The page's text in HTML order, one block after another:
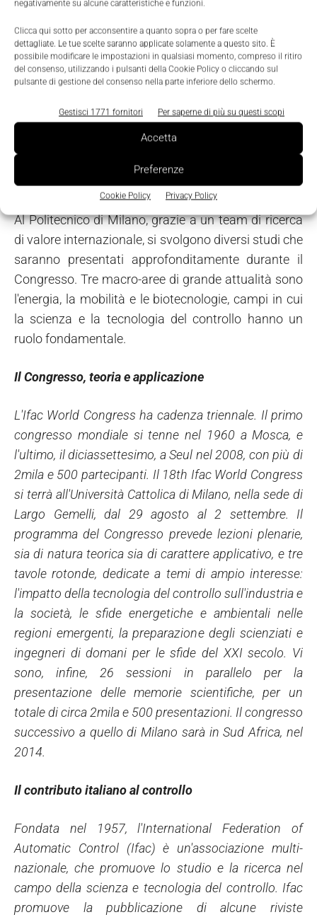
negativamente su alcune caratteristiche e funzioni.
Clicca qui sotto per acconsentire a quanto sopra o per fare scelte
dettagliate. Le tue scelte saranno applicate solamente a questo sito. È
possibile modificare le impostazioni in qualsiasi momento, compreso il ritiro
del consenso, utilizzando i pulsanti della Cookie Policy o cliccando sul
pulsante di gestione del consenso nella parte inferiore dello schermo.
Gestisci 1771 fornitori Per saperne di più su questi scopi
Accetta
Preferenze
Cookie Policy Privacy Policy
Uno dei temi maggiormente considerati è il controllo
in campo energetico, con riferimento sia ai settori
tradizionali sia a quelli delle energie rinnovabili. Ad
problemi di automazione, non solo per il controllo
dell'assetto delle pale in funzione della forza e
direzione del vento, ma anche, nel caso degli
impianti off-shore, per la gestione e la trasmissione
alla terraferma dell'energia generata sull'isola eolica.
Al Politecnico di Milano, grazie a un team di ricerca
di valore internazionale, si svolgono diversi studi che
saranno presentati approfonditamente durante il
Congresso. Tre macro-aree di grande attualità sono
l'energia, la mobilità e le biotecnologie, campi in cui
la scienza e la tecnologia del controllo hanno un
ruolo fondamentale.
Il Congresso, teoria e applicazione
L'Ifac World Congress ha cadenza triennale. Il primo
congresso mondiale si tenne nel 1960 a Mosca, e
l'ultimo, il diciassettesimo, a Seul nel 2008, con più di
2mila e 500 partecipanti. Il 18th Ifac World Congress
si terrà all'Università Cattolica di Milano, nella sede di
Largo Gemelli, dal 29 agosto al 2 settembre. Il
programma del Congresso prevede lezioni plenarie,
sia di natura teorica sia di carattere applicativo, e tre
tavole rotonde, dedicate a temi di ampio interesse:
l'impatto della tecnologia del controllo sull'industria e
la società, le sfide energetiche e ambientali nelle
regioni emergenti, la preparazione degli scienziati e
ingegneri di domani per le sfide del XXI secolo. Vi
sono, infine, 26 sessioni in parallelo per la
presentazione delle memorie scientifiche, per un
totale di circa 2mila e 500 presentazioni. Il congresso
successivo a quello di Milano sarà in Sud Africa, nel
2014.
Il contributo italiano al controllo
Fondata nel 1957, l'International Federation of
Automatic Control (Ifac) è un'associazione multi-
nazionale, che promuove lo studio e la ricerca nel
campo della scienza e tecnologia del controllo. Ifac
promuove la pubblicazione di alcune riviste